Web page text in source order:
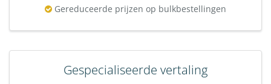
Gereduceerde prijzen op bulkbestellingen
Gespecialiseerde vertaling